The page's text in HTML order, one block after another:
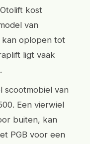
kost
van
kan oplopen tot
ligt vaak
scootmobiel van
Een vierwiel
buiten, kan
PGB voor een